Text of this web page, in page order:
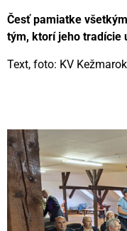
Česť pamiatke
tým, ktorí jeho tradície
Text, foto: KV